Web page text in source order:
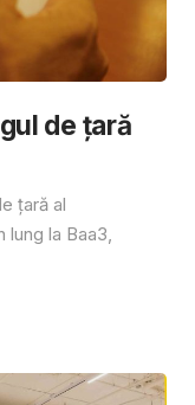
de țară
țară al
lung la Baa3,